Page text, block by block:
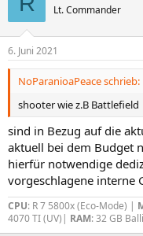
Lt. Commander
6. Juni 2021
NoParanioaPeace schrieb:
shooter wie z.B Battlefield
sind in Bezug auf die
aktuell bei dem Budget
hierfür notwendige
vorgeschlagene interne
CPU: R 7 5800x (Eco-Mode) |
4070 TI (UV)| RAM: 32 GB